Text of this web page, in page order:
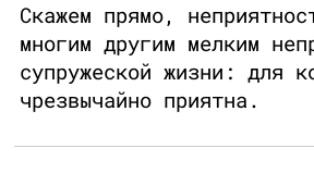
Скажем прямо,
многим другим мелким
супружеской жизни: для
чрезвычайно приятна.